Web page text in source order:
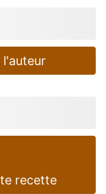
l'auteur
recette